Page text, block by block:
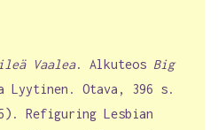
Vaalea. Alkuteos Big
Lyytinen. Otava, 396 s.
Refiguring Lesbian